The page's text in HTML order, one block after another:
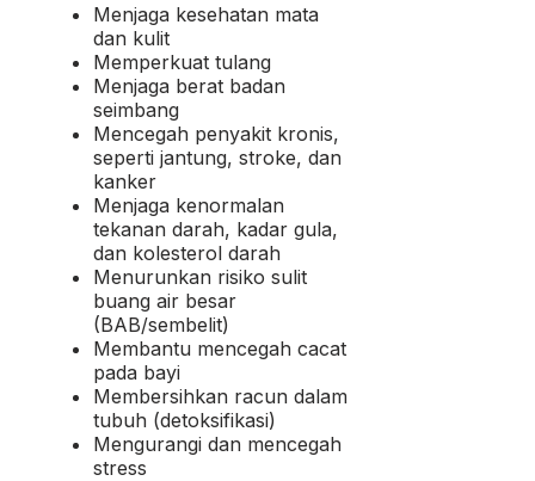
Menjaga kesehatan mata
dan kulit
Memperkuat tulang
Menjaga berat badan
seimbang
Mencegah penyakit kronis,
seperti jantung, stroke, dan
kanker
Menjaga kenormalan
tekanan darah, kadar gula,
dan kolesterol darah
Menurunkan risiko sulit
buang air besar
(BAB/sembelit)
Membantu mencegah cacat
pada bayi
Membersihkan racun dalam
tubuh (detoksifikasi)
Mengurangi dan mencegah
stress